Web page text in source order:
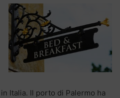
Italia. Il porto di Palermo ha